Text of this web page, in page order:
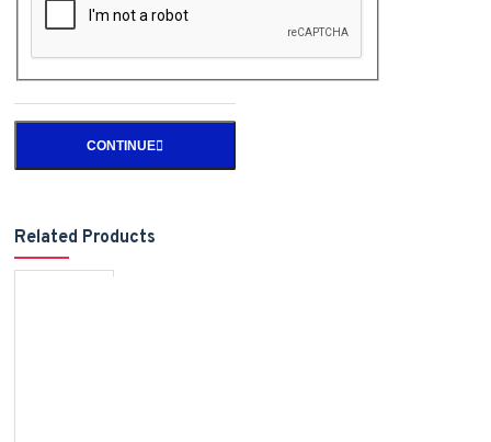
CONTINUE
Related Products